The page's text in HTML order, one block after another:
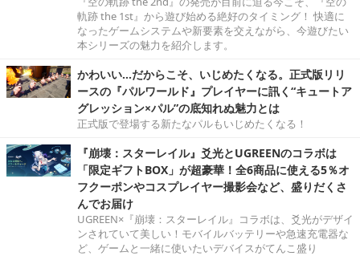
軌跡 the 1st』から遊び始める絶好のタイミング！ 快適に
なったゲームシステムや新要素を交えながら、今遊びたい
本シリーズの魅力を紹介します。
かわいい…だからこそ、いじめたくなる。正式版リリ
ースの『パルワールド』プレイヤーに訊く“キュートア
グレッション×パル”の底知れぬ魅力とは
正式版で登場する新たなパルもいじめたくなる！
『崩壊：スターレイル』爻光とUGREENのコラボは
「限定ギフトBOX」が超豪華！全6商品に使える5％オ
フクーポンやコスプレイヤー撮影会など、盛りだくさ
んでお届け
UGREEN×『崩壊：スターレイル』コラボは、爻光がデザイ
ンされていて美しい！モバイルバッテリーや急速充電器な
ど、ゲームと一緒に使いたいデバイスがてんこ盛り